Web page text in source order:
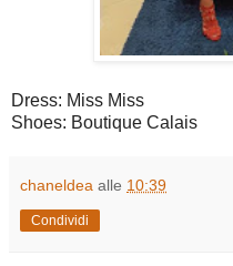
Dress: Miss Miss
Shoes: Boutique Calais
chaneldea alle 10:39
Condividi